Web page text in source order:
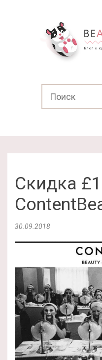
Скидка
30.09.2018